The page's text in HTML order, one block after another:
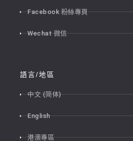
Facebook 粉絲專頁
Wechat 微信
語言/地區
中文 (简体)
English
港澳專區